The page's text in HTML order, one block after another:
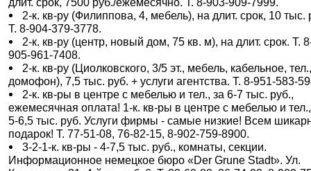
2-к. кв-ру (Филиппова, 4, мебель), на длит. срок, 10 тыс.
Т. 8-904-379-3778.
2-к. кв-ру (центр, новый дом, 75 кв. м), на длит. срок. Т.
905-961-7408.
2-к. кв-ру (Циолковского, 3/5 эт., мебель, кабельное,
домофон), 7,5 тыс. руб. + услуги агентства. Т. 8-951-583-
2-к. кв-ры в центре с мебелью и тел., за 6-7 тыс. руб.,
ежемесячная оплата! 1-к. кв-ры в центре с мебелью и
5-6,5 тыс. руб. Услуги фирмы - самые низкие! Всем
подарок! Т. 77-51-08, 76-82-15, 8-902-759-8900.
3-2-1-к. кв-ры - 4-7,5 тыс. руб., комнаты, секции.
Информационное немецкое бюро «Der Grune Stadt». Ул.